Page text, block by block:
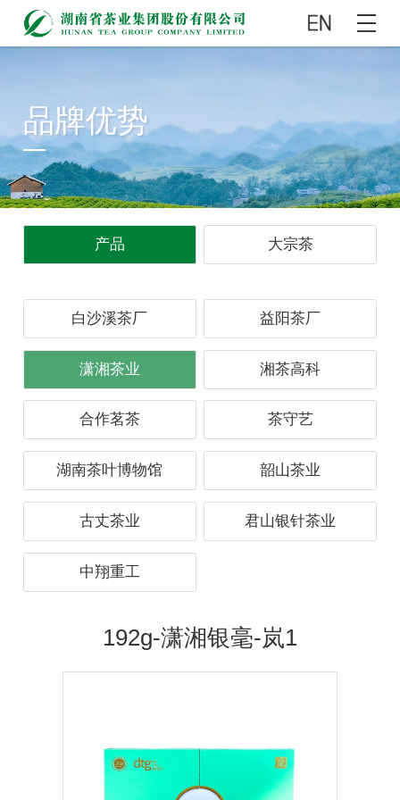
品牌优势
产品 大宗茶
白沙溪茶厂 益阳茶厂
潇湘茶业 湘茶高科
合作茗茶 茶守艺
湖南茶叶博物馆 韶山茶业
古丈茶业 君山银针茶业
中翔重工
192g-潇湘银毫-岚1